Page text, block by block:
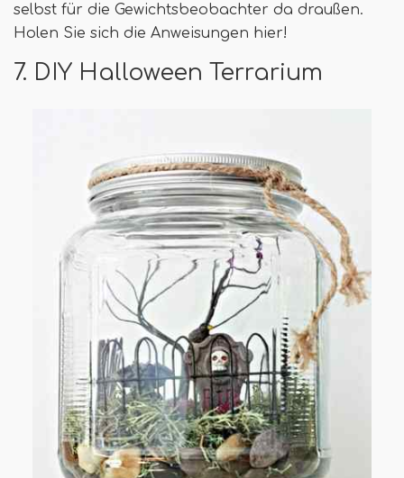
selbst für die Gewichtsbeobachter da draußen.
Holen Sie sich die Anweisungen hier!
7. DIY Halloween Terrarium